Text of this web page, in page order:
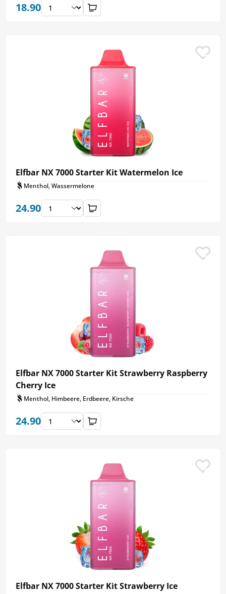
18.90
Elfbar NX 7000 Starter Kit Watermelon Ice
Menthol, Wassermelone
24.90
Elfbar NX 7000 Starter Kit Strawberry Raspberry
Cherry Ice
Menthol, Himbeere, Erdbeere, Kirsche
24.90
Elfbar NX 7000 Starter Kit Strawberry Ice